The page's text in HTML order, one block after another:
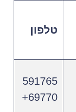
טלפון
591765
69770+